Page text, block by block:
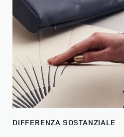
DIFFERENZA SOSTANZIALE